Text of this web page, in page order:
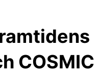
COSMIC